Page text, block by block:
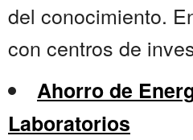
del conocimiento.
con centros de
Ahorro de
Laboratorios